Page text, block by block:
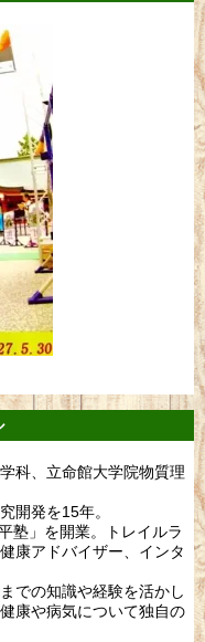
科、立命館大学院物質理
開発を15年。
塾」を開業。トレイルラ
康アドバイザー、インタ
での知識や経験を活かし
康や病気について独自の